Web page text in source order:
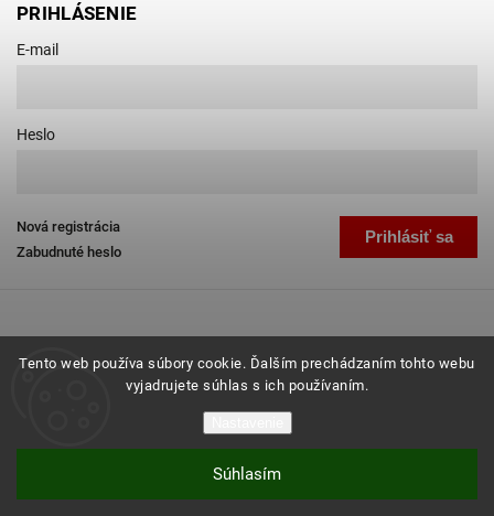
Tento web používa súbory cookie. Ďalším prechádzaním tohto webu
vyjadrujete súhlas s ich používaním.
Súhlasím
PRIHLÁSENIE
E-mail
Heslo
Prihlásiť sa
Nová registrácia
Zabudnuté heslo
Vytvoril Shoptet
Favab.sk. Všetky práva vyhradené.
Grafický návrh vytvořil a nakódoval